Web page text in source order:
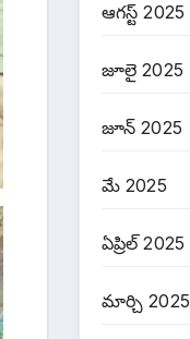
ఆగస్ట్ 2025
జూలై 2025
జూన్ 2025
మే 2025
ఏప్రిల్ 2025
మార్చి 2025